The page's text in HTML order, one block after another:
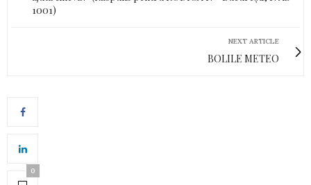
1001)
NEXT ARTICLE
BOLILE METEO
0